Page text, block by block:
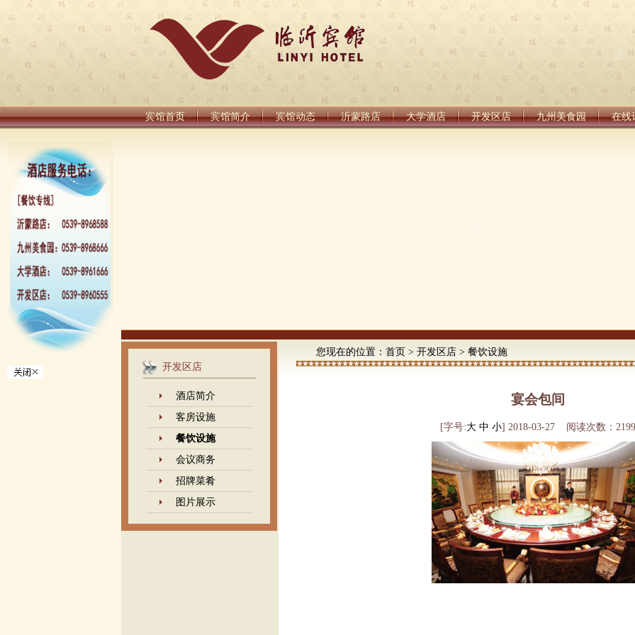
宾馆首页 宾馆简介 宾馆动态 沂蒙路店 大学酒店 开发区店 九州美食园 在线
开发区店
酒店简介
客房设施
餐饮设施
会议商务
招牌菜肴
图片展示
您现在的位置： 首页 > 开发区店 > 餐饮设施
宴会包间
[字号:大 中 小] 2018-03-27 阅读次数：2199